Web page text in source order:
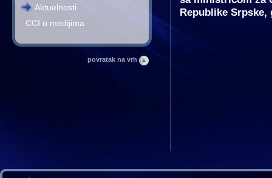
Aktuelnosti
CCI u medijima
povratak na vrh
Republike